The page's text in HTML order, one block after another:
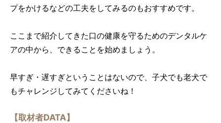
プをかけるなどの工夫をしてみるのもおすすめです。
ここまで紹介してきた口の健康を守るためのデンタルケ
アの中から、できることを始めましょう。
早すぎ・遅すぎということはないので、子犬でも老犬で
もチャレンジしてみてくださいね！
【取材者DATA】